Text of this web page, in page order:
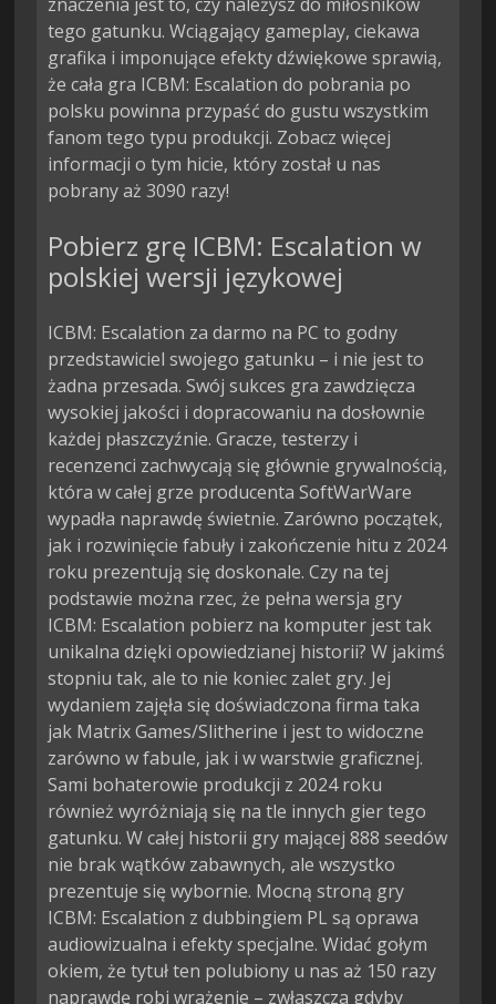
tego gatunku. Wciągający gameplay, ciekawa
grafika i imponujące efekty dźwiękowe sprawią,
że cała gra ICBM: Escalation do pobrania po
polsku powinna przypaść do gustu wszystkim
fanom tego typu produkcji. Zobacz więcej
informacji o tym hicie, który został u nas
pobrany aż 3090 razy!
Pobierz grę ICBM: Escalation w
polskiej wersji językowej
ICBM: Escalation za darmo na PC to godny
przedstawiciel swojego gatunku – i nie jest to
żadna przesada. Swój sukces gra zawdzięcza
wysokiej jakości i dopracowaniu na dosłownie
każdej płaszczyźnie. Gracze, testerzy i
recenzenci zachwycają się głównie grywalnością,
która w całej grze producenta SoftWarWare
wypadła naprawdę świetnie. Zarówno początek,
jak i rozwinięcie fabuły i zakończenie hitu z 2024
roku prezentują się doskonale. Czy na tej
podstawie można rzec, że pełna wersja gry
ICBM: Escalation pobierz na komputer jest tak
unikalna dzięki opowiedzianej historii? W jakimś
stopniu tak, ale to nie koniec zalet gry. Jej
wydaniem zajęła się doświadczona firma taka
jak Matrix Games/Slitherine i jest to widoczne
zarówno w fabule, jak i w warstwie graficznej.
Sami bohaterowie produkcji z 2024 roku
również wyróżniają się na tle innych gier tego
gatunku. W całej historii gry mającej 888 seedów
nie brak wątków zabawnych, ale wszystko
prezentuje się wybornie. Mocną stroną gry
ICBM: Escalation z dubbingiem PL są oprawa
audiowizualna i efekty specjalne. Widać gołym
okiem, że tytuł ten polubiony u nas aż 150 razy
naprawdę robi wrażenie – zwłaszcza gdyby